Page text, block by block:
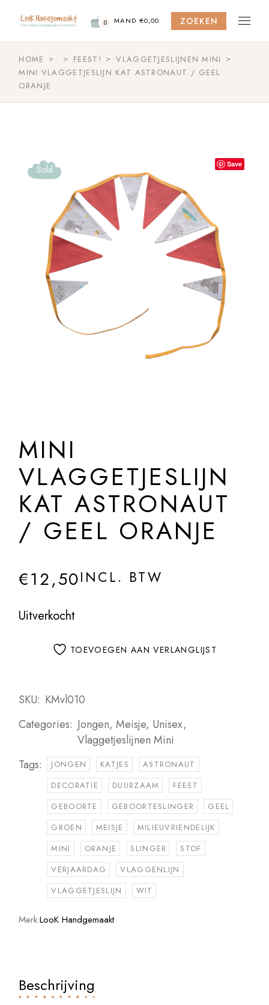
content
0 MAND €0,00 ZOEKEN
HOME FEEST!
VLAGGETJESLIJNEN MINI
MINI VLAGGETJESLIJN KAT ASTRONAUT / GEEL
ORANJE
Sold Save
MINI
VLAGGETJESLIJN
KAT ASTRONAUT
/ GEEL ORANJE
€12,50INCL. BTW
Uitverkocht
TOEVOEGEN AAN VERLANGLIJST
SKU: KMvl010
Categories: Jongen,Meisje, Unisex,
Vlaggetjeslijnen Mini
Tags:
JONGEN KATJES
ASTRONAUT
DECORATIE
DUURZAAM
FEEST
GEBOORTE
GEBOORTESLINGER
GEEL
GROEN
MEISJE
MILIEUVRIENDELIJK
MINI
ORANJE SLINGER
STOF
VERJAARDAG
VLAGGENLIJN
VLAGGETJESLIJN
WIT
Merk:LooK Handgemaakt
Beschrijving